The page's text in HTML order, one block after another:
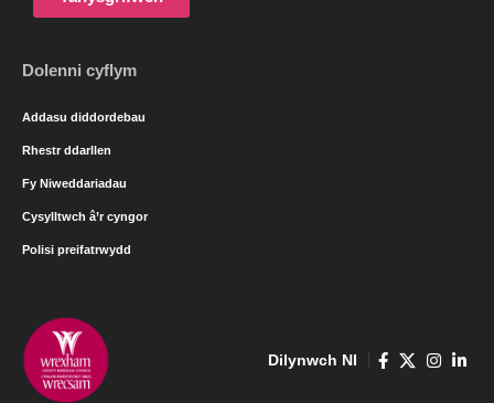
Dolenni cyflym
Addasu diddordebau
Rhestr ddarllen
Fy Niweddariadau
Cysylltwch â’r cyngor
Polisi preifatrwydd
Dilynwch NI